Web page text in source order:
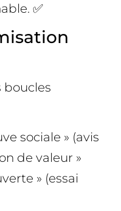
✅
boucles
sociale » (avis
de valeur »
» (essai